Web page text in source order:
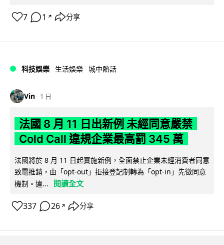
7 1 ↗ 分享
科技娛樂 生活娛樂 城中熱話
Vin 1 日
法國 8 月 11 日出新例 未經同意嚴禁
Cold Call 違規企業最高罰 345 萬
法國將於 8 月 11 日起實施新例，全面禁止企業未經消費者同意
致電推銷，由「opt-out」拒接登記制轉為「opt-in」先徵同意
機制。違...
閱讀全文
337 26 ↗ 分享